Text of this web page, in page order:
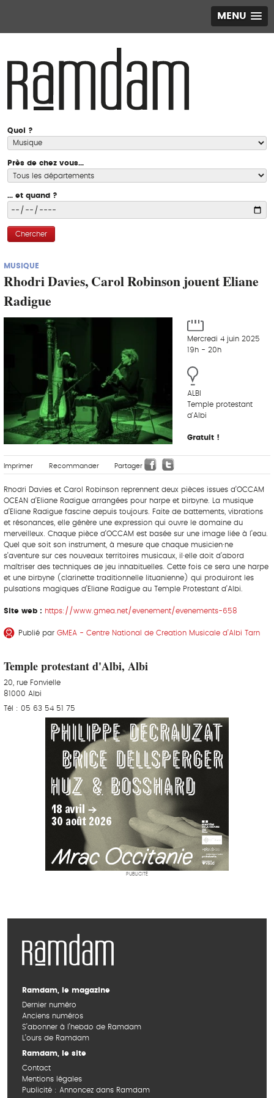
MENU
Quoi ?
Près de chez vous...
... et quand ?
Chercher
MUSIQUE
Rhodri Davies, Carol Robinson jouent Eliane
Radigue
Mercredi 4 juin 2025
19h - 20h
ALBI
Temple protestant
d'Albi
Gratuit !
Imprimer Recommander Partager
Rhodri Davies et Carol Robinson reprennent deux pièces issues d’OCCAM
OCEAN d’Eliane Radigue arrangées pour harpe et birbyne. La musique
d’Eliane Radigue fascine depuis toujours. Faite de battements, vibrations
et résonances, elle génère une expression qui ouvre le domaine du
merveilleux. Chaque pièce d’OCCAM est basée sur une image liée à l’eau.
Quel que soit son instrument, à mesure que chaque musicien·ne
s’aventure sur ces nouveaux territoires musicaux, il·elle doit d’abord
maîtriser des techniques de jeu inhabituelles. Cette fois ce sera une harpe
et une birbyne (clarinette traditionnelle lituanienne) qui produiront les
pulsations magiques d’Eliane Radigue au Temple Protestant d’Albi.
Site web : https://www.gmea.net/evenement/evenements-658
Publié par GMEA - Centre National de Creation Musicale d’Albi Tarn
Temple protestant d'Albi, Albi
20, rue Fonvielle
81000 Albi
Tél : 05 63 54 51 75
PUBLICITÉ
Ramdam, le magazine
Dernier numéro
Anciens numéros
S’abonner à l’hebdo de Ramdam
L’ours de Ramdam
Ramdam, le site
Contact
Mentions légales
Publicité : Annoncez dans Ramdam